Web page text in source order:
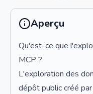
Aperçu
Qu'est-ce que
MCP ?
L'exploration des
dépôt public créé